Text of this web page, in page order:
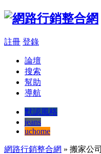
註冊 登錄
論壇
搜索
幫助
導航
默認風格
jeans
uchome
網路行銷整合網 » 搬家公司